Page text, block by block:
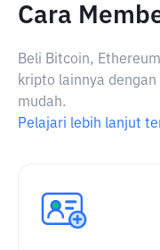
Cara
Beli Bitcoin,
kripto lainnya
mudah.
Pelajari lebih lanjut